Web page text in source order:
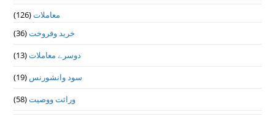
معاملات(126)
خرید وفروخت(36)
دوسرے معاملات(13)
سود وانشورنس (19)
وراثت ووصيت(58)